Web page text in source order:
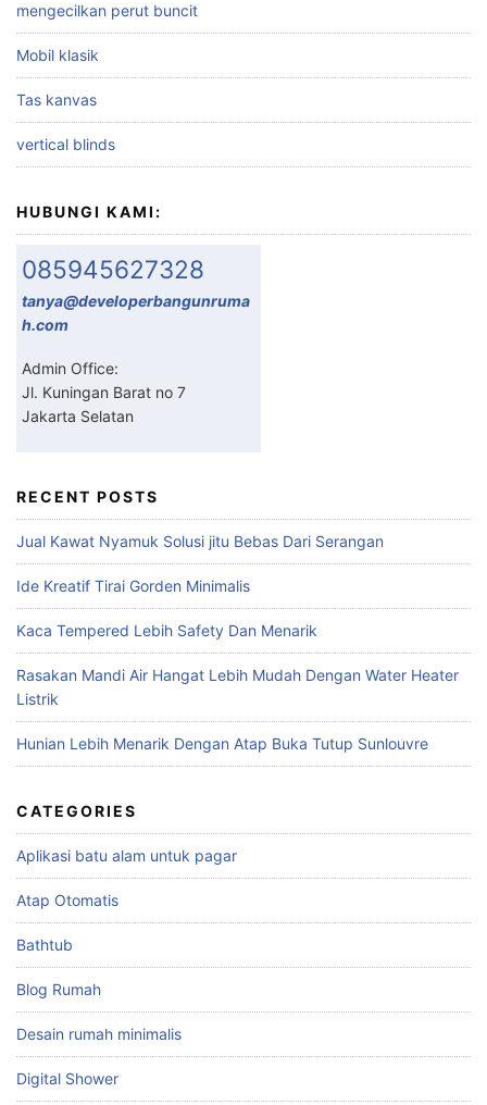
mengecilkan perut buncit
Mobil klasik
Tas kanvas
vertical blinds
HUBUNGI KAMI:
085945627328
tanya@developerbangunruma
h.com
Admin Office:
Jl. Kuningan Barat no 7
Jakarta Selatan
RECENT POSTS
Jual Kawat Nyamuk Solusi jitu Bebas Dari Serangan
Ide Kreatif Tirai Gorden Minimalis
Kaca Tempered Lebih Safety Dan Menarik
Rasakan Mandi Air Hangat Lebih Mudah Dengan Water Heater
Listrik
Hunian Lebih Menarik Dengan Atap Buka Tutup Sunlouvre
CATEGORIES
Aplikasi batu alam untuk pagar
Atap Otomatis
Bathtub
Blog Rumah
Desain rumah minimalis
Digital Shower